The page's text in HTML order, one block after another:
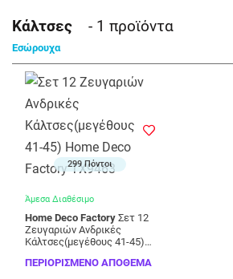
Δεν έχετε πρόσφατες αναζητήσεις..
Κάλτσες - 1 προϊόντα
Εσώρουχα
299 Πόντοι
Άμεσα Διαθέσιμο
Home Deco Factory
Ζευγαριών Ανδρικές
Κάλτσες(μεγέθους 41-45)
ΠΕΡΙΟΡΙΣΜΕΝΟ ΑΠΟΘΕΜΑ